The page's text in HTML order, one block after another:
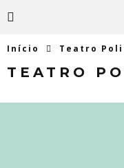
Início Teatro
TEATRO